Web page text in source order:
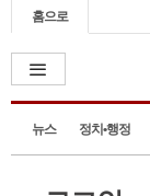
홈으로
뉴스 정치•행정